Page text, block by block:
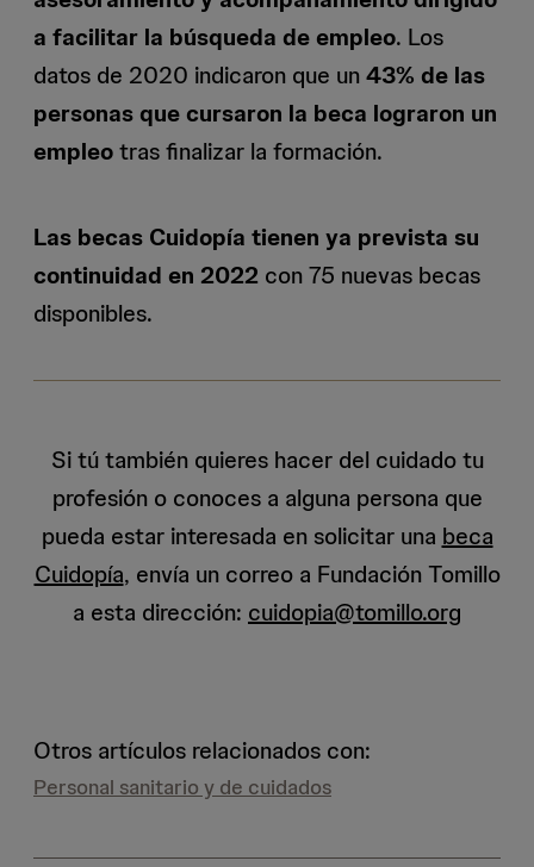
a facilitar la búsqueda de empleo. Los
datos de 2020 indicaron que un43% de las
personas que cursaron la beca lograron un
empleotras finalizar la formación.
Las becas Cuidopía tienen ya prevista su
continuidad en 2022 con 75 nuevas becas
disponibles.
Si tú también quieres hacer del cuidado tu
profesión o conoces a alguna persona que
pueda estar interesada en solicitar una beca
Cuidopía, envía un correo a Fundación Tomillo
a esta dirección: cuidopia@tomillo.org
Otros artículos relacionados con:
Personal sanitario y de cuidados